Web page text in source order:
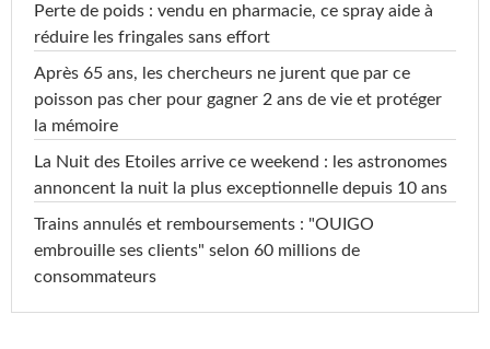
Perte de poids : vendu en pharmacie, ce spray aide à
réduire les fringales sans effort
Après 65 ans, les chercheurs ne jurent que par ce
poisson pas cher pour gagner 2 ans de vie et protéger
la mémoire
La Nuit des Etoiles arrive ce weekend : les astronomes
annoncent la nuit la plus exceptionnelle depuis 10 ans
Trains annulés et remboursements : "OUIGO
embrouille ses clients" selon 60 millions de
consommateurs